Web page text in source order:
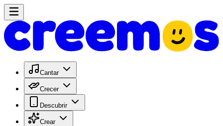
Cantar
Crecer
Descubrir
Crear